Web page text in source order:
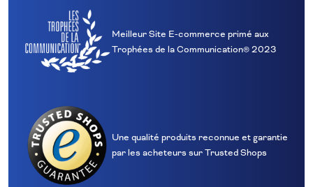
Meilleur Site E‑commerce primé aux
Trophées de la Communication® 2023
Une qualité produits reconnue et garantie
par les acheteurs sur Trusted Shops